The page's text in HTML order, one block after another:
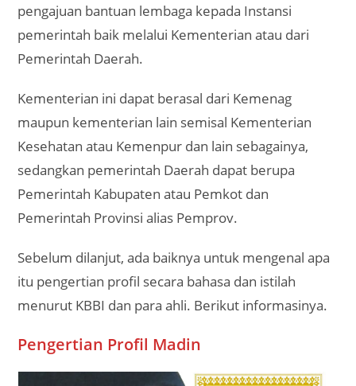
pengajuan bantuan lembaga kepada Instansi
pemerintah baik melalui Kementerian atau dari
Pemerintah Daerah.
Kementerian ini dapat berasal dari Kemenag
maupun kementerian lain semisal Kementerian
Kesehatan atau Kemenpur dan lain sebagainya,
sedangkan pemerintah Daerah dapat berupa
Pemerintah Kabupaten atau Pemkot dan
Pemerintah Provinsi alias Pemprov.
Sebelum dilanjut, ada baiknya untuk mengenal apa
itu pengertian profil secara bahasa dan istilah
menurut KBBI dan para ahli. Berikut informasinya.
Pengertian Profil Madin